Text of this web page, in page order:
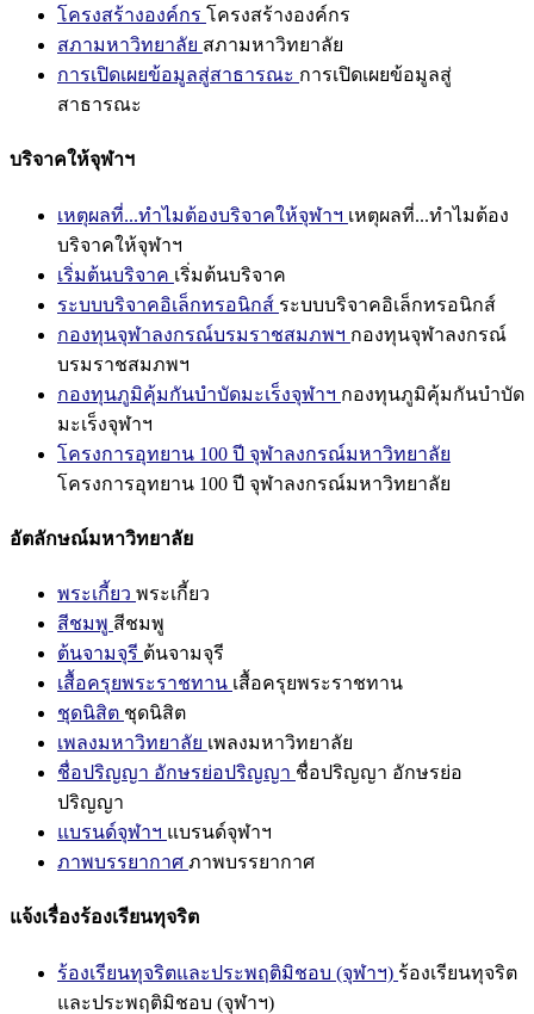
โครงสร้างองค์กร โครงสร้างองค์กร
สภามหาวิทยาลัย สภามหาวิทยาลัย
การเปิดเผยข้อมูลสู่สาธารณะ การเปิดเผยข้อมูลสู่
สาธารณะ
บริจาคให้จุฬาฯ
เหตุผลที่...ทำไมต้องบริจาคให้จุฬาฯ เหตุผลที่...ทำไมต้อง
บริจาคให้จุฬาฯ
เริ่มต้นบริจาค เริ่มต้นบริจาค
ระบบบริจาคอิเล็กทรอนิกส์ ระบบบริจาคอิเล็กทรอนิกส์
กองทุนจุฬาลงกรณ์บรมราชสมภพฯ กองทุนจุฬาลงกรณ์
บรมราชสมภพฯ
กองทุนภูมิคุ้มกันบำบัดมะเร็งจุฬาฯ กองทุนภูมิคุ้มกันบำบัด
มะเร็งจุฬาฯ
โครงการอุทยาน 100 ปี จุฬาลงกรณ์มหาวิทยาลัย
โครงการอุทยาน 100 ปี จุฬาลงกรณ์มหาวิทยาลัย
อัตลักษณ์มหาวิทยาลัย
พระเกี้ยว พระเกี้ยว
สีชมพู สีชมพู
ต้นจามจุรี ต้นจามจุรี
เสื้อครุยพระราชทาน เสื้อครุยพระราชทาน
ชุดนิสิต ชุดนิสิต
เพลงมหาวิทยาลัย เพลงมหาวิทยาลัย
ชื่อปริญญา อักษรย่อปริญญา ชื่อปริญญา อักษรย่อ
ปริญญา
แบรนด์จุฬาฯ แบรนด์จุฬาฯ
ภาพบรรยากาศ ภาพบรรยากาศ
แจ้งเรื่องร้องเรียนทุจริต
ร้องเรียนทุจริตและประพฤติมิชอบ (จุฬาฯ) ร้องเรียนทุจริต
และประพฤติมิชอบ (จุฬาฯ)